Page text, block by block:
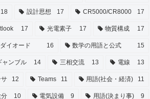
18 設計思想 17 CR5000/CR8000 17
17 光電素子 17 物質構成 17
ダイオード 16 数学の用語と公式 15
ャンブル 14 三相交流 13 電線 13
サ 12 Teams 11 用語(社会・経済) 11
10 電気設備 9 用語(決まり事) 9